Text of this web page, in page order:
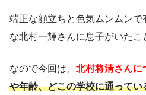
端正な顔立ちと色気ムンムン
な北村一輝さんに息子がいたこ
なので今回は、 北村将清さんに
や年齢、どこの学校に通ってい